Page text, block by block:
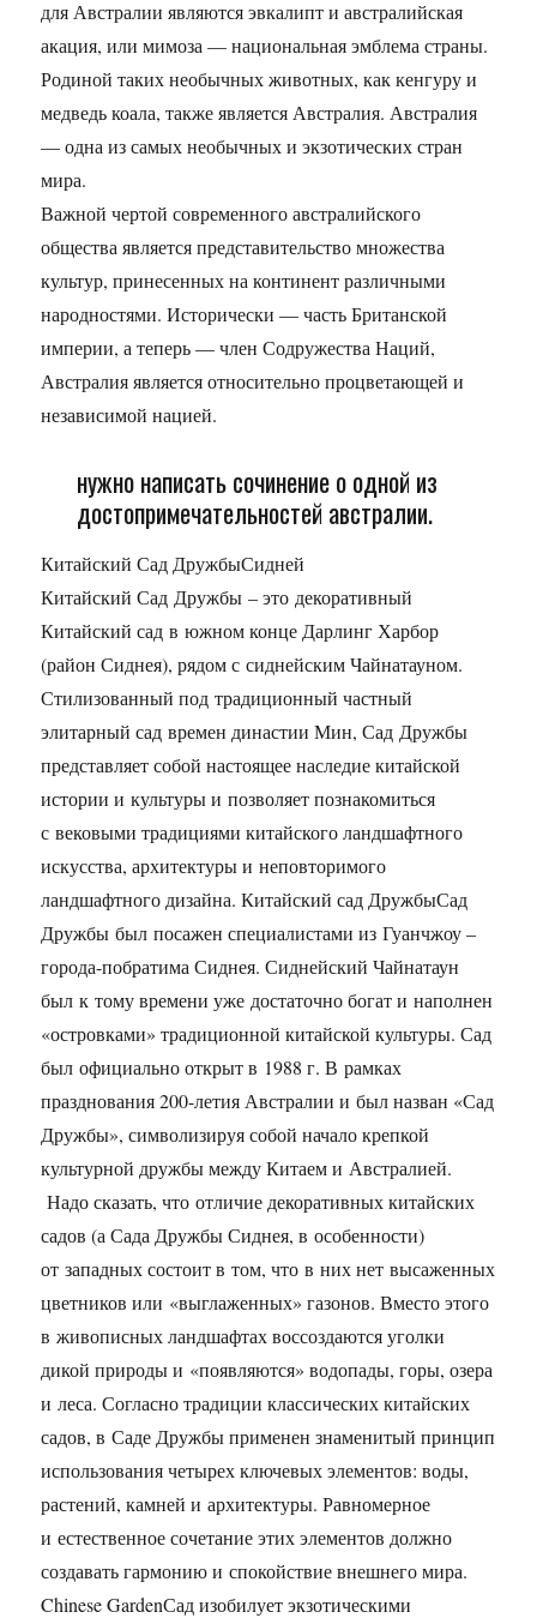
для Австралии являются эвкалипт и австралийская
акация, или мимоза — национальная эмблема страны.
Родиной таких необычных животных, как кенгуру и
медведь коала, также является Австралия. Австралия
— одна из самых необычных и экзотических стран
мира.
Важной чертой современного австралийского
общества является представительство множества
культур, принесенных на континент различными
народностями. Исторически — часть Британской
империи, а теперь — член Содружества Наций,
Австралия является относительно процветающей и
независимой нацией.
нужно написать сочинение о одной из
достопримечательностей австралии.
Китайский Сад ДружбыСидней
Китайский Сад Дружбы – это декоративный
Китайский сад в южном конце Дарлинг Харбор
(район Сиднея), рядом с сиднейским Чайнатауном.
Стилизованный под традиционный частный
элитарный сад времен династии Мин, Сад Дружбы
представляет собой настоящее наследие китайской
истории и культуры и позволяет познакомиться
с вековыми традициями китайского ландшафтного
искусства, архитектуры и неповторимого
ландшафтного дизайна. Китайский сад ДружбыСад
Дружбы был посажен специалистами из Гуанчжоу –
города-побратима Сиднея. Сиднейский Чайнатаун
был к тому времени уже достаточно богат и наполнен
«островками» традиционной китайской культуры. Сад
был официально открыт в 1988 г. В рамках
празднования 200-летия Австралии и был назван «Сад
Дружбы», символизируя собой начало крепкой
культурной дружбы между Китаем и Австралией.
Надо сказать, что отличие декоративных китайских
садов (а Сада Дружбы Сиднея, в особенности)
от западных состоит в том, что в них нет высаженных
цветников или «выглаженных» газонов. Вместо этого
в живописных ландшафтах воссоздаются уголки
дикой природы и «появляются» водопады, горы, озера
и леса. Согласно традиции классических китайских
садов, в Саде Дружбы применен знаменитый принцип
использования четырех ключевых элементов: воды,
растений, камней и архитектуры. Равномерное
и естественное сочетание этих элементов должно
создавать гармонию и спокойствие внешнего мира.
Chinese GardenСад изобилует экзотическими